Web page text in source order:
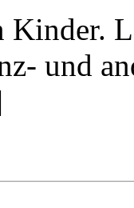
Kinder.
und